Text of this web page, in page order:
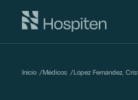
Inicio /Médicos /López Fernández,